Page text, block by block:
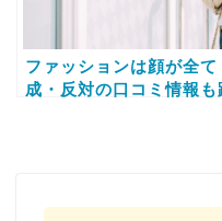
ファッションは顔が全
成・反対の口コミ情報も